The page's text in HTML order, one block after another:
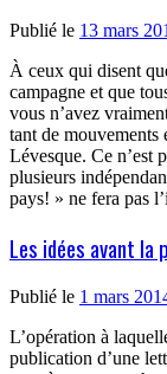
Publié le 13 mars
À ceux qui disent
campagne et que
vous n’avez
tant de mouvements
Lévesque. Ce n’est
plusieurs
pays! » ne fera pas
Les idées avant la
Publié le 1 mars
L’opération à
publication d’une